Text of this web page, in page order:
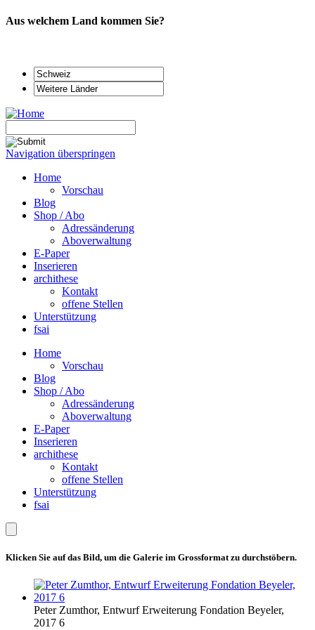
Aus welchem Land kommen Sie?
Navigation überspringen
Home
Vorschau
Blog
Shop / Abo
Adressänderung
Aboverwaltung
E-Paper
Inserieren
archithese
Kontakt
offene Stellen
Unterstützung
fsai
Home
Vorschau
Blog
Shop / Abo
Adressänderung
Aboverwaltung
E-Paper
Inserieren
archithese
Kontakt
offene Stellen
Unterstützung
fsai
Klicken Sie auf das Bild, um die Galerie im Grossformat zu durchstöbern.
Peter Zumthor, Entwurf Erweiterung Fondation Beyeler,
2017 6